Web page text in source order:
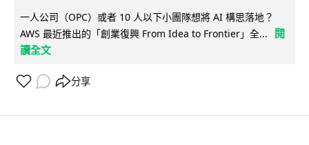
一人公司（OPC）或者 10 人以下小團隊想將 AI 構思落地？
AWS 最近推出的「創業復興 From Idea to Frontier」全...
閱
讀全文
分享